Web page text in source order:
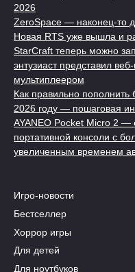
2026
ZeroSpace — наконец-то
Новая RTS уже вышла и
StarCraft теперь можно
энтузиаст представил
мультиплеером
Как правильно
2026 году — пошаговая
AYANEO Pocket Micro 2 —
портативной консоли с
увеличенным временем
Игро-новости
Бестселлер
Хоррор игры
Для детей
Для ноутбуков